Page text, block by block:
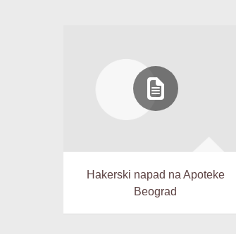
Hakerski napad na Apoteke
Beograd